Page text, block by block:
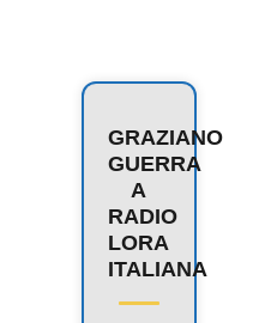
GRAZIANO
GUERRA
A
RADIO
LORA
ITALIANA